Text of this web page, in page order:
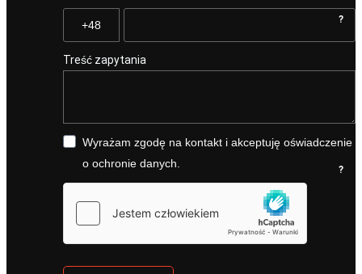
?
Treść zapytania
Wyrażam zgodę na kontakt i akceptuję oświadczenie
o ochronie danych.
?